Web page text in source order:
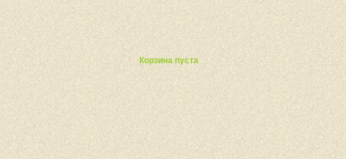
Корзина пуста
Контакты